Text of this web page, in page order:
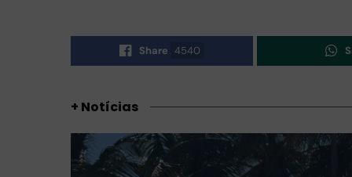
Share 4540
+ Notícias